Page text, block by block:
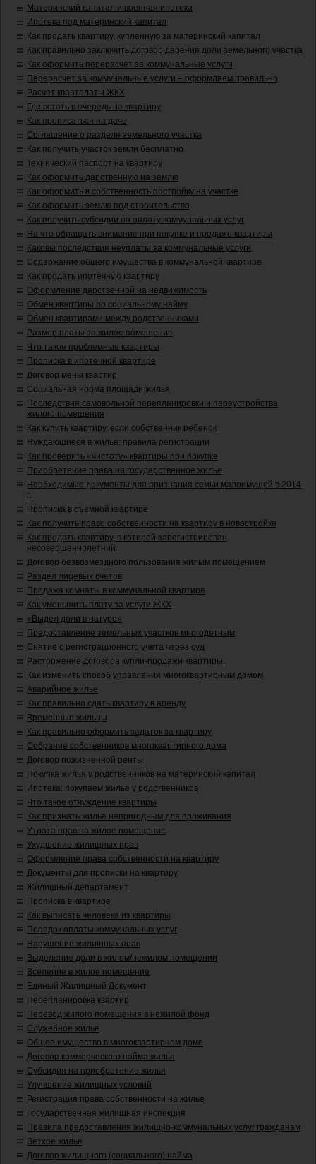
Материнский капитал и военная ипотека
Ипотека под материнский капитал
Как продать квартиру, купленную за материнский капитал
Как правильно заключить договор дарения доли земельного участка
Как оформить перерасчет за коммунальные услуги
Перерасчет за коммунальные услуги – оформляем правильно
Расчет квартплаты ЖКХ
Где встать в очередь на квартиру
Как прописаться на даче
Соглашение о разделе земельного участка
Как получить участок земли бесплатно
Технический паспорт на квартиру
Как оформить дарственную на землю
Как оформить в собственность постройку на участке
Как оформить землю под строительство
Как получить субсидии на оплату коммунальных услуг
На что обращать внимание при покупке и продаже квартиры
Каковы последствия неуплаты за коммунальные услуги
Содержание общего имущества в коммунальной квартире
Как продать ипотечную квартиру
Оформление дарственной на недвижимость
Обмен квартиры по социальному найму
Обмен квартирами между родственниками
Размер платы за жилое помещение
Что такое проблемные квартиры
Прописка в ипотечной квартире
Договор мены квартир
Социальная норма площади жилья
Последствия самовольной перепланировки и переустройства
жилого помещения
Как купить квартиру, если собственник ребенок
Нуждающиеся в жилье: правила регистрации
Как проверить «чистоту» квартиры при покупке
Приобретение права на государственное жилье
Необходимые документы для признания семьи малоимущей в 2014
г.
Прописка в съемной квартире
Как получить право собственности на квартиру в новостройке
Как продать квартиру, в которой зарегистрирован
несовершеннолетний
Договор безвозмездного пользования жилым помещением
Раздел лицевых счетов
Продажа комнаты в коммунальной квартире
Как уменьшить плату за услуги ЖКХ
«Выдел доли в натуре»
Предоставление земельных участков многодетным
Снятие с регистрационного учета через суд
Расторжение договора купли-продажи квартиры
Как изменить способ управления многоквартирным домом
Аварийное жилье
Как правильно сдать квартиру в аренду
Временные жильцы
Как правильно оформить задаток за квартиру
Собрание собственников многоквартирного дома
Договор пожизненной ренты
Покупка жилья у родственников на материнский капитал
Ипотека: покупаем жилье у родственников
Что такое отчуждение квартиры
Как признать жилье непригодным для проживания
Утрата прав на жилое помещение
Ухудшение жилищных прав
Оформление права собственности на квартиру
Документы для прописки на квартиру
Жилищный департамент
Прописка в квартире
Как выписать человека из квартиры
Порядок оплаты коммунальных услуг
Нарушение жилищных прав
Выделение доли в жилом/нежилом помещении
Вселение в жилое помещение
Единый Жилищный Документ
Перепланировка квартир
Перевод жилого помещения в нежилой фонд
Служебное жилье
Общее имущество в многоквартирном доме
Договор коммерческого найма жилья
Субсидия на приобретение жилья
Улучшение жилищных условий
Регистрация права собственности на жилье
Государственная жилищная инспекция
Правила предоставления жилищно-коммунальных услуг гражданам
Ветхое жилье
Договор жилищного (социального) найма